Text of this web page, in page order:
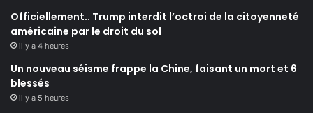
Officiellement.. Trump interdit l’octroi de la citoyenneté
américaine par le droit du sol
il y a 4 heures
Un nouveau séisme frappe la Chine, faisant un mort et 6
blessés
il y a 5 heures